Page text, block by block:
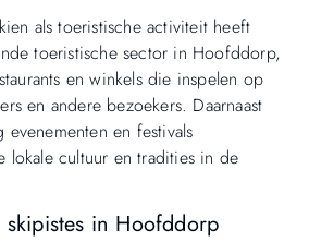
als toeristische activiteit heeft
toeristische sector in Hoofddorp,
en winkels die inspelen op
en andere bezoekers. Daarnaast
en festivals
lokale cultuur en tradities in de
in Hoofddorp